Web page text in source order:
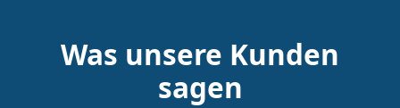
Was unsere Kunden
sagen